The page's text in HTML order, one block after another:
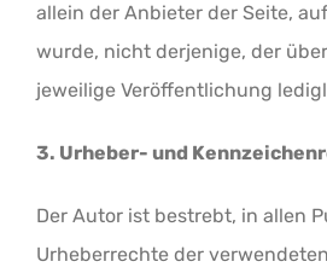
allein der Anbieter der Seite,
wurde, nicht derjenige, der
jeweilige Veröffentlichung
3. Urheber- und
Der Autor ist bestrebt, in allen
Urheberrechte der